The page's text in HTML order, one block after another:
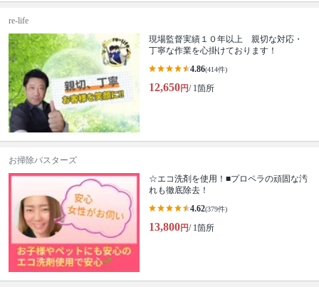
re-life
現場監督実績１０年以上 親切な対応・
丁寧な作業を心掛けております！
4.86(414件)
12,650円/ 1箇所
お掃除バスターズ
☆エコ洗剤を使用！■プロペラの頑固な汚
れも徹底除去！
4.62(379件)
13,800円/ 1箇所